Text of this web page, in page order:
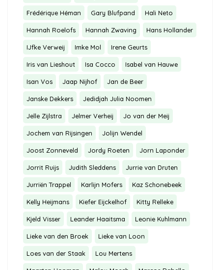
Frédérique Héman Gary Blufpand Hali Neto
Hannah Roelofs Hannah Zwaving Hans Hollander
IJfke Verweij Imke Mol Irene Geurts
Iris van Lieshout Isa Cocco Isabel van Hauwe
Isan Vos Jaap Nijhof Jan de Beer
Janske Dekkers Jedidjah Julia Noomen
Jelle Zijlstra Jelmer Verheij Jo van der Meij
Jochem van Rijsingen Jolijn Wendel
Joost Zonneveld Jordy Roeten Jorn Laponder
Jorrit Ruijs Judith Sleddens Jurrie van Druten
Jurriën Trappel Karlijn Mofers Kaz Schonebeek
Kelly Heijmans Kiefer Eijckelhof Kitty Relleke
Kjeld Visser Leander Haaitsma Leonie Kuhlmann
Lieke van den Broek Lieke van Loon
Loes van der Staak Lou Mertens